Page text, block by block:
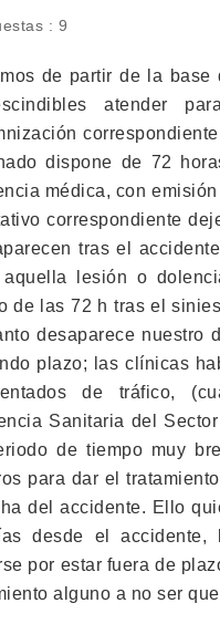
: 9
de partir de la
atender
dispone de 72
médica, con
correspondiente
tras el
aquella lesión o
de las 72 h tras el
desaparece nuestro
plazo; las clínicas
de tráfico,
Sanitaria del
de tiempo muy
para dar el
del accidente. Ello
desde el accidente,
por estar fuera de
alguno a no ser